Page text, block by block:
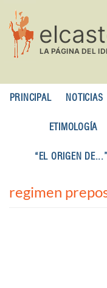
contenido
principal
PRINCIPAL NOTICIAS
ETIMOLOGÍA
“EL ORIGEN DE...”
regimen